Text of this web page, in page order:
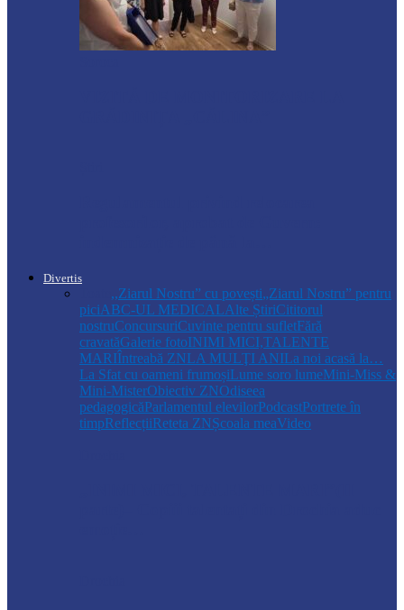
Divertis
,,Ziarul Nostru” cu povești„Ziarul Nostru” pentru
piciABC-UL MEDICALAlte ȘtiriCititorul
nostruConcursuriCuvinte pentru sufletFără
cravatăGalerie fotoINIMI MICI,TALENTE
MARIÎntreabă ZNLA MULŢI ANILa noi acasă la…
La Sfat cu oameni frumoșiLume soro lumeMini-Miss &
Mini-MisterObiectiv ZNOdiseea
pedagogicăParlamentul elevilorPodcastPortrete în
timpReflecțiiReteta ZNȘcoala meaVideo